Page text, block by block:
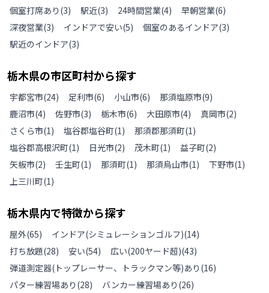
個室打席あり (3) 駅近(3) 24時間営業(4) 早朝営業(6)
深夜営業(3) インドアで安い(5) 個室のあるインドア(3)
駅近のインドア(3)
栃木県の市区町村から探す
宇都宮市(24) 足利市(6) 小山市(6) 那須塩原市(9)
鹿沼市(4) 佐野市(3) 栃木市(6) 大田原市(4) 真岡市(2)
さくら市(1) 塩谷郡塩谷町(1) 那須郡那須町(1)
塩谷郡高根沢町(1) 日光市(2) 茂木町(1) 益子町(2)
矢板市(2) 壬生町(1) 那須町(1) 那須烏山市(1) 下野市(1)
上三川町(1)
栃木県内で特徴から探す
屋外(65) インドア(シミュレーションゴルフ)(14)
打ち放題(28) 安い(54) 広い(200ヤード超)(43)
弾道測定器(トップレーサー、トラックマン等)あり (16)
パター練習場あり (28) バンカー練習場あり (26)